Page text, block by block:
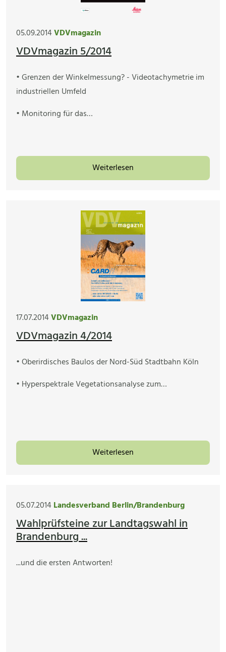
05.09.2014VDVmagazin
VDVmagazin 5/2014
• Grenzen der Winkelmessung? - Videotachymetrie im
industriellen Umfeld
• Monitoring für das…
Weiterlesen
17.07.2014VDVmagazin
VDVmagazin 4/2014
• Oberirdisches Baulos der Nord-Süd Stadtbahn Köln
• Hyperspektrale Vegetationsanalyse zum…
Weiterlesen
05.07.2014Landesverband Berlin/Brandenburg
Wahlprüfsteine zur Landtagswahl in
Brandenburg ...
...und die ersten Antworten!